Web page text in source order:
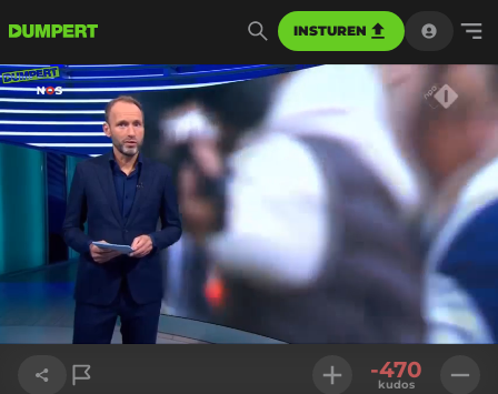
INSTUREN
-470
kudos